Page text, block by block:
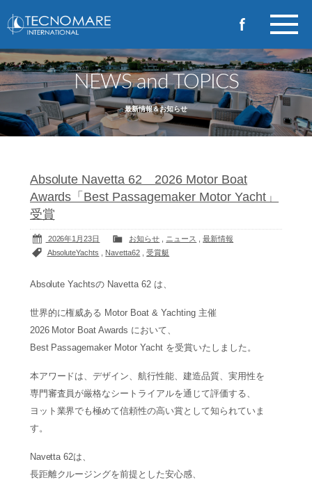
NEWS and TOPICS
最新情報＆お知らせ
Absolute Navetta 62 2026 Motor Boat
Awards「Best Passagemaker Motor Yacht」
受賞
2026年1月23日 お知らせ ニュース ,最新情報
AbsoluteYachts
Navetta62 ,受賞艇
Absolute Yachtsの Navetta 62 は、
世界的に権威ある Motor Boat & Yachting 主催
2026 Motor Boat Awards において、
Best Passagemaker Motor Yacht を受賞いたしました。
本アワードは、デザイン、航行性能、建造品質、実用性を
専門審査員が厳格なシートライアルを通じて評価する、
ヨット業界でも極めて信頼性の高い賞として知られていま
す。
Navetta 62は、
長距離クルージングを前提とした安心感、